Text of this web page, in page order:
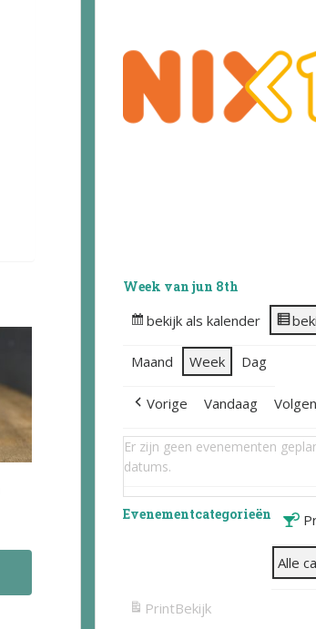
Week van jun 8th
bekijk als kalender
Maand Week Dag
Vorige Vandaag
Er zijn geen evenementen
datums.
Evenementcategorieën
Alle
PrintBekijk